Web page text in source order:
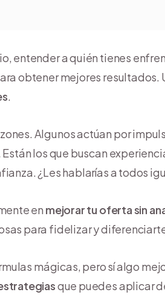
entender a quién tienes
obtener mejores resultados.
.
Algunos actúan por
los que buscan
¿Les hablarías a todos
en mejorar tu oferta sin
para fidelizar y
mágicas, pero sí algo
que puedes aplicar